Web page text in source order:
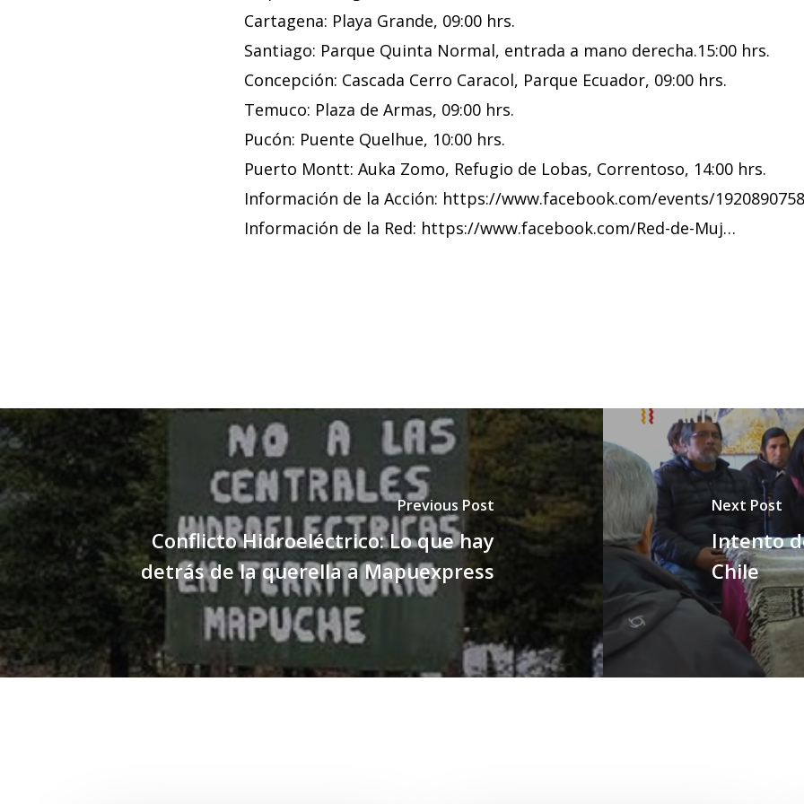
Cartagena: Playa Grande, 09:00 hrs.
Santiago: Parque Quinta Normal, entrada a mano derecha.15:00 hrs.
Concepción: Cascada Cerro Caracol, Parque Ecuador, 09:00 hrs.
Temuco: Plaza de Armas, 09:00 hrs.
Pucón: Puente Quelhue, 10:00 hrs.
Puerto Montt: Auka Zomo, Refugio de Lobas, Correntoso, 14:00 hrs.
Información de la Acción: https://www.facebook.com/events/
Información de la Red: https://www.facebook.com/Red-de-Muj…
Previous Post
Conflicto Hidroeléctrico: Lo que hay
detrás de la querella a Mapuexpress
Next Post
Intento
Chile